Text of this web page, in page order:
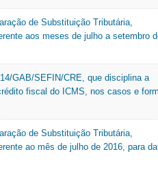
de Substituição Tributária,
aos meses de julho a setembro
GAB/SEFIN/CRE, que disciplina a
fiscal do ICMS, nos casos e
de Substituição Tributária,
ao mês de julho de 2016, para